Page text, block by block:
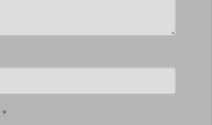
*